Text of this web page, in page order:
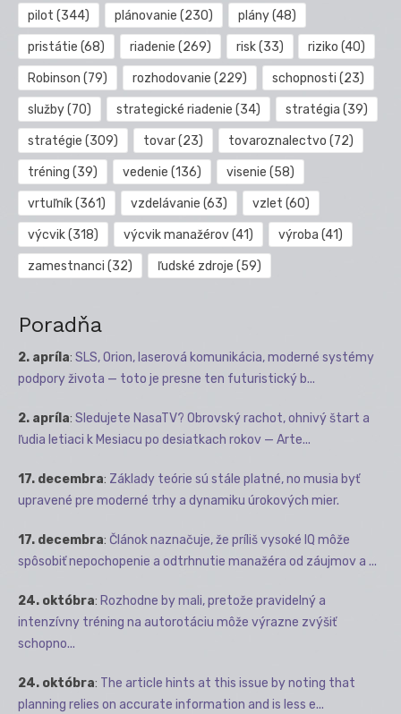
pilot (344) plánovanie (230) plány(48)
pristátie (68) riadenie (269) risk(33) riziko (40)
Robinson (79) rozhodovanie (229) schopnosti (23)
služby(70) strategické riadenie (34) stratégia (39)
stratégie (309) tovar(23) tovaroznalectvo (72)
tréning (39) vedenie (136) visenie (58)
vrtuľník(361) vzdelávanie (63) vzlet (60)
výcvik(318) výcvik manažérov(41) výroba (41)
zamestnanci (32) ľudské zdroje (59)
Poradňa
2. apríla: SLS, Orion, laserová komunikácia, moderné systémy
podpory života — toto je presne ten futuristický b...
2. apríla: Sledujete NasaTV? Obrovský rachot, ohnivý štart a
ľudia letiaci k Mesiacu po desiatkach rokov — Arte...
17. decembra: Základy teórie sú stále platné, no musia byť
upravené pre moderné trhy a dynamiku úrokových mier.
17. decembra: Článok naznačuje, že príliš vysoké IQ môže
spôsobiť nepochopenie a odtrhnutie manažéra od záujmov a ...
24. októbra: Rozhodne by mali, pretože pravidelný a
intenzívny tréning na autorotáciu môže výrazne zvýšiť
schopno...
24. októbra: The article hints at this issue by noting that
planning relies on accurate information and is less e...